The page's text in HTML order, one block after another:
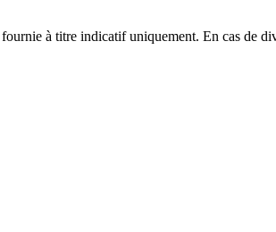
à titre indicatif uniquement. En cas de